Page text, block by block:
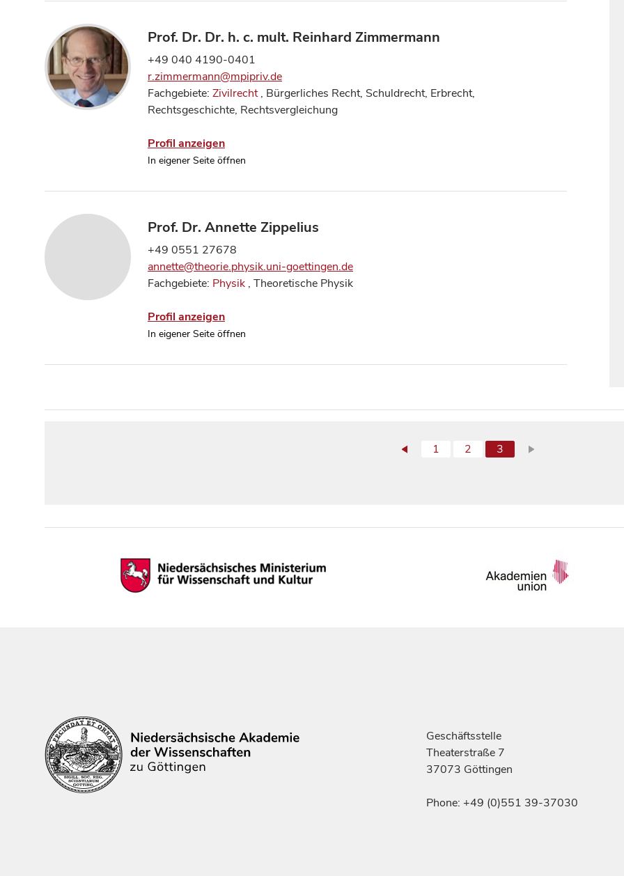
Prof. Dr. Dr. h. c. mult. Reinhard Zimmermann
+49 040 4190-0401
r.zimmermann@mpipriv.de
Fachgebiete: Zivilrecht, Bürgerliches Recht, Schuldrecht, Erbrecht,
Rechtsgeschichte, Rechtsvergleichung
Profil anzeigen
In eigener Seite öffnen
Prof. Dr. Annette Zippelius
+49 0551 27678
annette@theorie.physik.uni-goettingen.de
Fachgebiete: Physik , Theoretische Physik
Profil anzeigen
In eigener Seite öffnen
1 2 3
Geschäftsstelle
Theaterstraße 7
37073 Göttingen
Phone: +49 (0)551 39-37030